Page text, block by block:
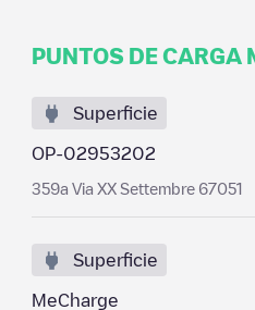
PUNTOS DE CARGA
Superficie
OP-02953202
359a Via XX Settembre 67051
Superficie
MeCharge